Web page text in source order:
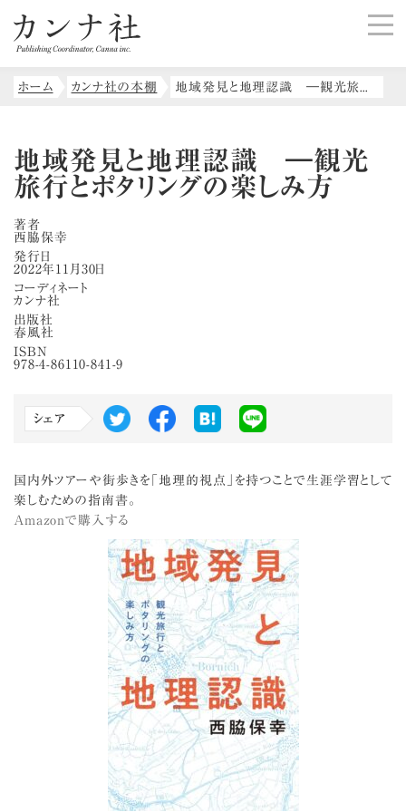
ホーム カンナ社の本棚 地域発見と地理認識 ―観光旅行とポタリングの楽しみ方
地域発見と地理認識 ―観光
旅行とポタリングの楽しみ方
著者
西脇保幸
発行日
2022年11月30日
コーディネート
カンナ社
出版社
春風社
ISBN
978-4-86110-841-9
シェア
国内外ツアーや街歩きを「地理的視点」を持つことで生涯学習として
楽しむための指南書。
Amazonで購入する